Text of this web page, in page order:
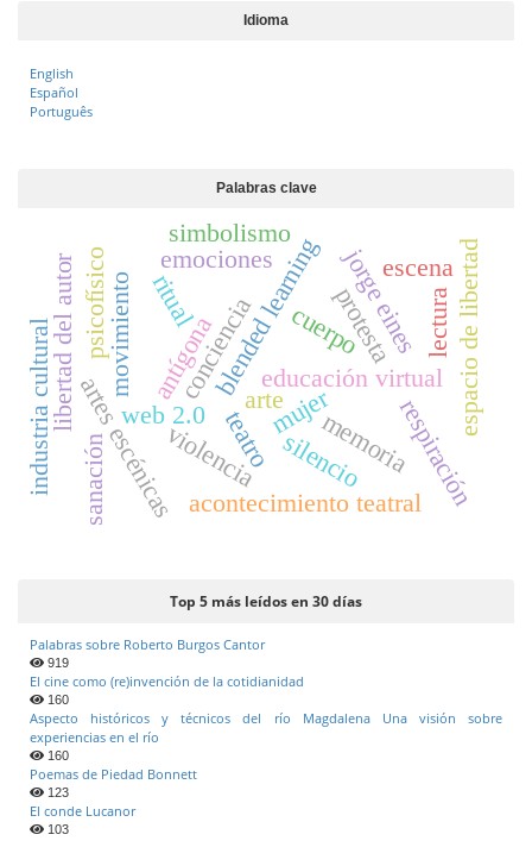
Idioma
English
Español
Português
Palabras clave
educación virtual
web 2.0
blended learning
antígona
mujer
protesta
teatro
violencia
artes escénicas
espacio de libertad
libertad del autor jorge eines
acontecimiento teatral
memoria
sanación
ritual
respiración
movimiento
emociones
psicofísico conciencia cuerpo
escena
simbolismo
silencio
arte
industria cultural lectura
Top 5 más leídos en 30 días
Palabras sobre Roberto Burgos Cantor
919
El cine como (re)invención de la cotidianidad
160
Aspecto históricos y técnicos del río Magdalena Una visión sobre
experiencias en el río
160
Poemas de Piedad Bonnett
123
El conde Lucanor
103